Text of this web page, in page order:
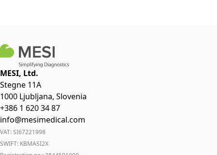
MESI, Ltd.
Stegne 11A
1000 Ljubljana, Slovenia
+386 1 620 34 87
info@mesimedical.com
VAT: SI67221998
SWIFT: KBMASI2X